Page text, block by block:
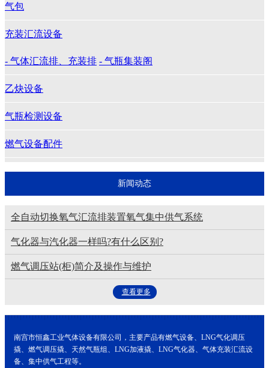
气包
充装汇流设备
- 气体汇流排、充装排 - 气瓶集装阁
乙炔设备
气瓶检测设备
燃气设备配件
空分设备配件
新闻动态
全自动切换氧气汇流排装置氧气集中供气系统
气化器与汽化器一样吗?有什么区别?
燃气调压站(柜)简介及操作与维护
查看更多
南宫市恒鑫工业气体设备有限公司，主要产品有燃气设备、LNG气化调压
撬、燃气调压撬、天然气瓶组、LNG加液撬、LNG气化器、气体充装汇流设
备、集中供气工程等。